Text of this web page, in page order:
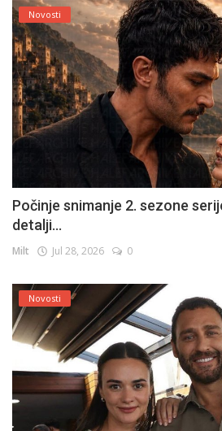
Novosti
Počinje snimanje 2. sezone
detalji...
Milt Jul 28, 2026 0
Novosti